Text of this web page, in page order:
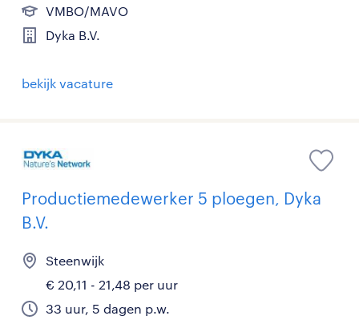
VMBO/MAVO
Dyka B.V.
bekijk vacature
Productiemedewerker 5 ploegen, Dyka
B.V.
Steenwijk
€ 20,11 - 21,48 per uur
33 uur, 5 dagen p.w.